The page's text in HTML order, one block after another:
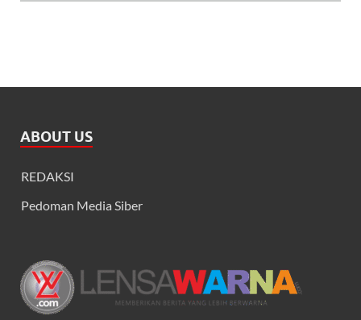
ABOUT US
REDAKSI
Pedoman Media Siber